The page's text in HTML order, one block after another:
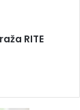
RITE